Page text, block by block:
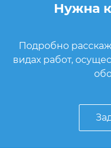
Нужна
Подробно
видах работ,